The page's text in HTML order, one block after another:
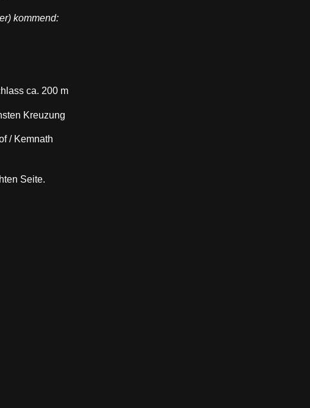
kommend:
ca. 200 m
Kreuzung
/ Kemnath
Seite.